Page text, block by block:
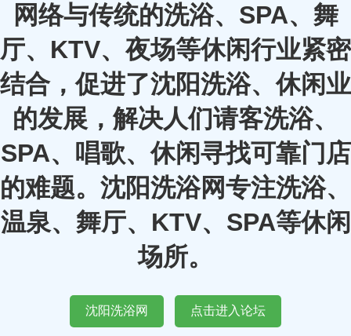
网络与传统的洗浴、SPA、舞
厅、KTV、夜场等休闲行业紧密
结合，促进了沈阳洗浴、休闲业
的发展，解决人们请客洗浴、
SPA、唱歌、休闲寻找可靠门店
的难题。沈阳洗浴网专注洗浴、
温泉、舞厅、KTV、SPA等休闲
场所。
沈阳洗浴网 点击进入论坛